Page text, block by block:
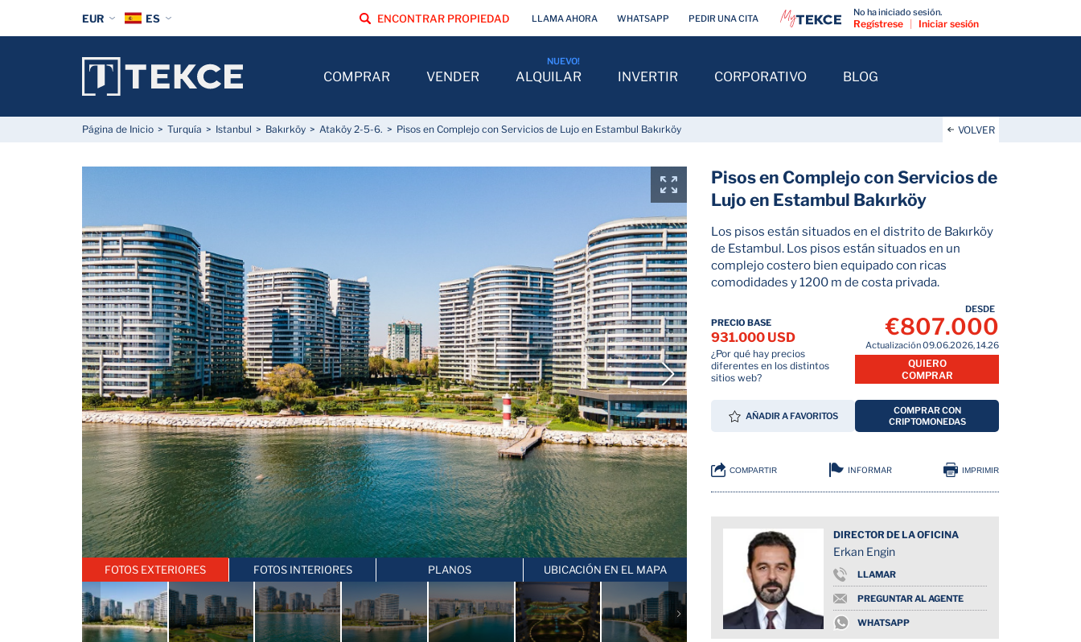
Página de Inicio Turquía Istanbul Bakırköy Ataköy 2-5-6. Pisos en Complejo con Servicios de Lujo en Estambul Bakırköy VOLVER
FOTOS EXTERIORES FOTOS INTERIORES PLANOS UBICACIÓN EN EL MAPA
COMPARTIR INFORMAR IMPRIMIR
Pisos en Complejo con Servicios de
Lujo en Estambul Bakırköy
Los pisos están situados en el distrito de Bakırköy
de Estambul. Los pisos están situados en un
complejo costero bien equipado con ricas
comodidades y 1200 m de costa privada.
PRECIO BASE
931.000 USD
¿Por qué hay precios
diferentes en los distintos
sitios web?
DESDE
€807.000
Actualización 09.06.2026, 14.26
QUIERO
COMPRAR
AÑADIR A FAVORITOS
COMPRAR CON
CRIPTOMONEDAS
DIRECTOR DE LA OFICINA
Erkan Engin
LLAMAR
PREGUNTAR AL AGENTE
WHATSAPP
EUR ES
COMPRAR VENDER ALQUILAR INVERTIR CORPORATIVO BLOG
ENCONTRAR PROPIEDAD LLAMA AHORA WHATSAPP PEDIR UNA CITA
No ha iniciado sesión.
Regístrese Iniciar sesión